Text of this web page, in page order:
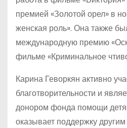
премией «Золотой орел» в
женская роль». Она также
международную премию
фильме «Криминальное
Карина Геворкян активно
благотворительности и
донором фонда помощи
оказывает поддержку